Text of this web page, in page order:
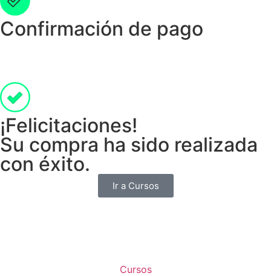
Confirmación de pago
¡Felicitaciones!
Su compra ha sido realizada
con éxito.
Ir a Cursos
Cursos